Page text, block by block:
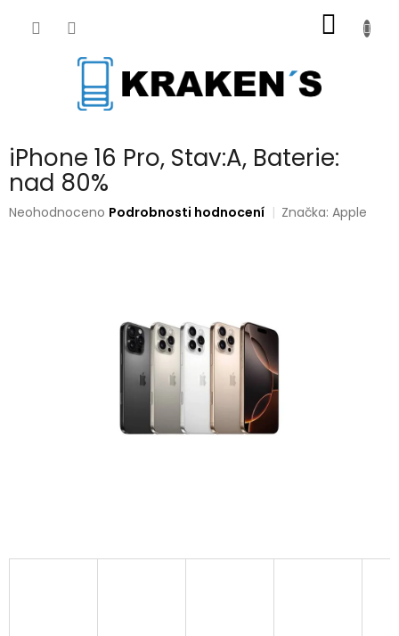
KOŠÍK
iPhone 16 Pro, Stav:A, Baterie:
nad 80%
Průměrné
Neohodnoceno Podrobnosti hodnocení Značka:Apple